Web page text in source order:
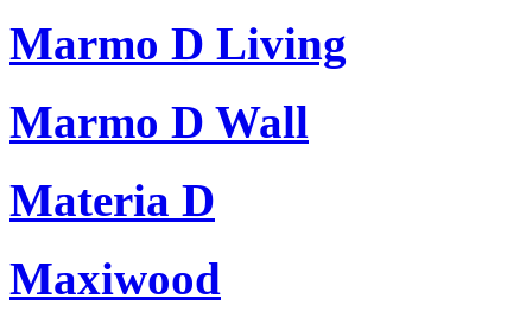
Marmo D Living
Marmo D Wall
Materia D
Maxiwood